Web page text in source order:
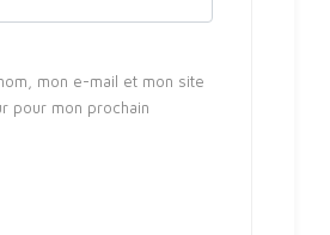
mon e-mail et mon site
pour mon prochain